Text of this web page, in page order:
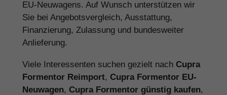
EU-Neuwagens. Auf Wunsch unterstützen wir
Sie bei Angebotsvergleich, Ausstattung,
Finanzierung, Zulassung und bundesweiter
Anlieferung.
Viele Interessenten suchen gezielt nach Cupra
Formentor Reimport, Cupra Formentor EU-
Neuwagen, Cupra Formentor günstig kaufen,